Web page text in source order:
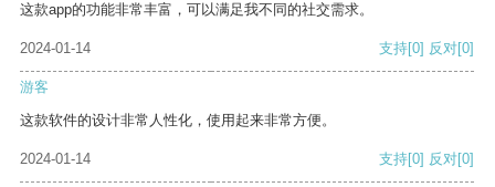
这款app的功能非常丰富，可以满足我不同的社交需求。
2024-01-14 支持[0] 反对[0]
游客
这款软件的设计非常人性化，使用起来非常方便。
2024-01-14 支持[0] 反对[0]